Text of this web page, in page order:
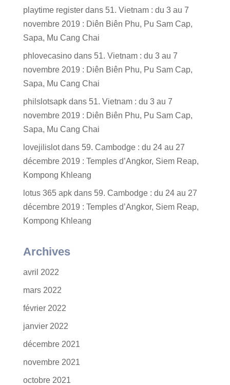
playtime registerdans 51. Vietnam : du 3 au 7
novembre 2019 : Diên Biên Phu, Pu Sam Cap,
Sapa, Mu Cang Chai
phlovecasinodans 51. Vietnam : du 3 au 7
novembre 2019 : Diên Biên Phu, Pu Sam Cap,
Sapa, Mu Cang Chai
philslotsapkdans 51. Vietnam : du 3 au 7
novembre 2019 : Diên Biên Phu, Pu Sam Cap,
Sapa, Mu Cang Chai
lovejilislotdans 59. Cambodge : du 24 au 27
décembre 2019 : Temples d’Angkor, Siem Reap,
Kompong Khleang
lotus 365 apkdans 59. Cambodge : du 24 au 27
décembre 2019 : Temples d’Angkor, Siem Reap,
Kompong Khleang
Archives
avril 2022
mars 2022
février 2022
janvier 2022
décembre 2021
novembre 2021
octobre 2021